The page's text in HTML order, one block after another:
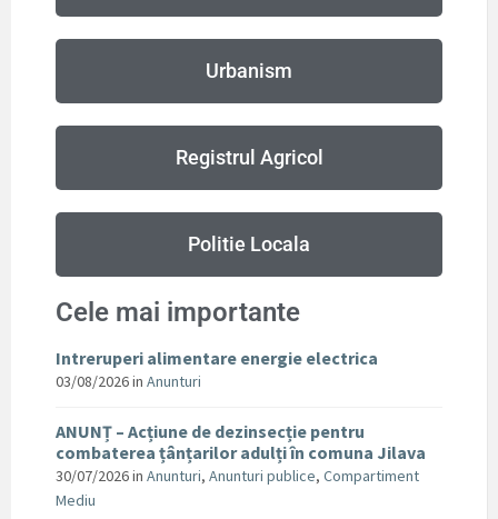
Urbanism
Registrul Agricol
Politie Locala
Cele mai importante
Intreruperi alimentare energie electrica
03/08/2026in Anunturi
ANUNȚ – Acțiune de dezinsecție pentru
combaterea țânțarilor adulți în comuna Jilava
30/07/2026in Anunturi, Anunturi publice, Compartiment
Mediu